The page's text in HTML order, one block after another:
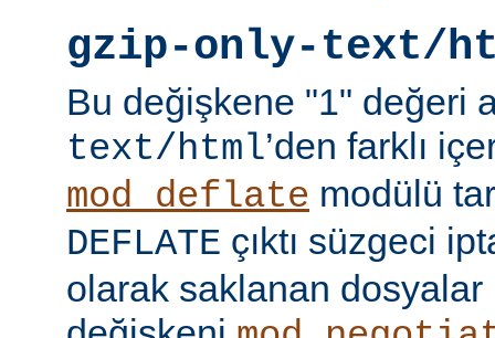
gzip-only-text/
Bu değişkene "1" değeri
text/html’den farklı
mod_deflate modülü
DEFLATE çıktı süzgeci
olarak saklanan dosyalar